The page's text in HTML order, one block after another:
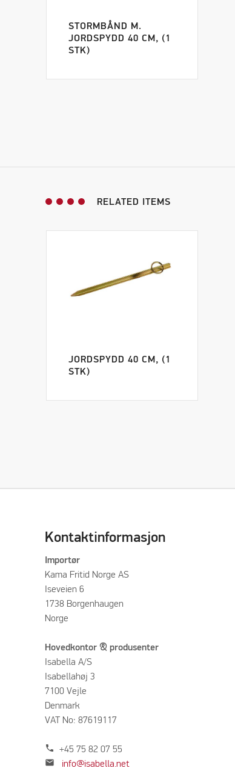
STORMBÅND M.
JORDSPYDD 40 CM, (1
STK)
RELATED ITEMS
JORDSPYDD 40 CM, (1
STK)
Kontaktinformasjon
Importør
Kama Fritid Norge AS
Iseveien 6
1738 Borgenhaugen
Norge
Hovedkontor & produsenter
Isabella A/S
Isabellahøj 3
7100 Vejle
Denmark
VAT No: 87619117
phone +45 75 82 07 55
mail info@isabella.net